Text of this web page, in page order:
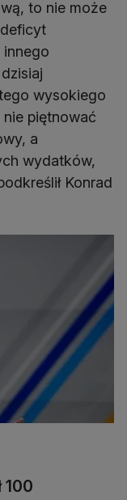
to nie może
innego
wysokiego
piętnować
a
wydatków,
Konrad
100